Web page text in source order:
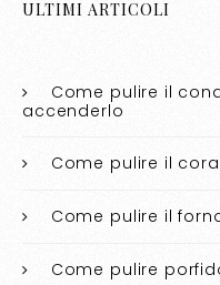
ULTIMI ARTICOLI
Come pulire il
accenderlo​​
Come pulire il
Come pulire il
Come pulire